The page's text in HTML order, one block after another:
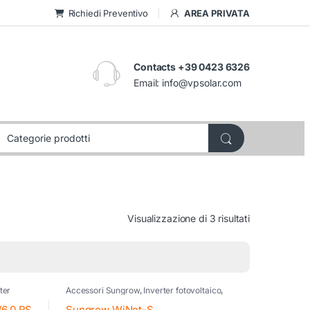
Richiedi Preventivo AREA PRIVATA
Contacts +39 0423 6326
Email: info@vpsolar.com
Visualizzazione di 3 risultati
Accessori Sungrow, Inverter fotovoltaico,